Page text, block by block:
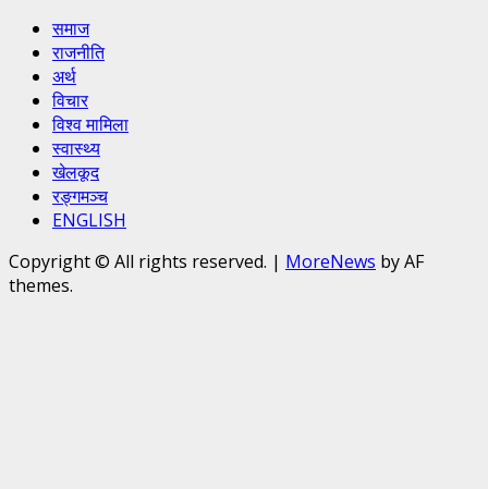
समाज
राजनीति
अर्थ
विचार
विश्व मामिला
स्वास्थ्य
खेलकूद
रङ्गमञ्च
ENGLISH
Copyright © All rights reserved. | MoreNews by AF
themes.